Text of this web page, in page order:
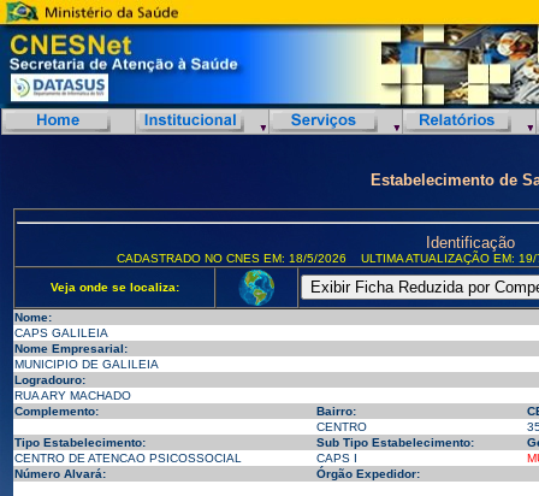
Estabelecimento de
Identificação
CADASTRADO NO CNES EM: 18/5/2026 ULTIMA ATUALIZAÇÃO EM:
Veja onde se localiza:
Nome:
CAPS GALILEIA
Nome Empresarial:
MUNICIPIO DE GALILEIA
Logradouro:
RUA ARY MACHADO
Complemento:
Bairro:
CENTRO
Tipo Estabelecimento:
Sub Tipo Estabelecimento:
CENTRO DE ATENCAO PSICOSSOCIAL
CAPS I
Número Alvará:
Órgão Expedidor: